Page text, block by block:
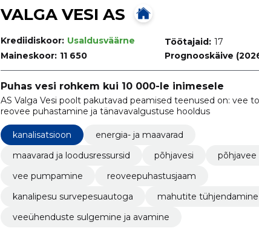
VALGA VESI AS
Krediidiskoor: Usaldusväärne
Maineskoor: 11 650
Töötajaid: 17
Prognooskäive
Puhas vesi rohkem kui 10 000-le inimesele
AS Valga Vesi poolt pakutavad peamised teenused on: vee
reovee puhastamine ja tänavavalgustuse hooldus
kanalisatsioon
energia- ja maavarad
maavarad ja loodusressursid
põhjavesi
vee pumpamine
reoveepuhastusjaam
kanalipesu survepesuautoga
mahutite tühjendamine
veeühenduste sulgemine ja avamine